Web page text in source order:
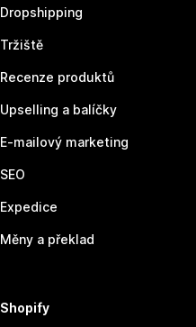
Dropshipping
Tržiště
Recenze produktů
Upselling a balíčky
E-mailový marketing
SEO
Expedice
Měny a překlad
Shopify